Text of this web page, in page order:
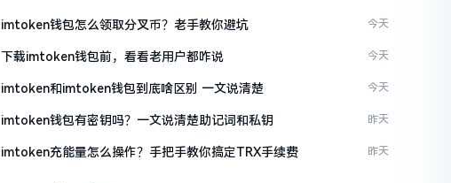
imtoken钱包怎么领取分叉币？老手教你避坑 今天
下载imtoken钱包前，看看老用户都咋说 今天
imtoken和imtoken钱包到底啥区别 一文说清楚 今天
imtoken钱包有密钥吗？一文说清楚助记词和私钥 昨天
imtoken充能量怎么操作？手把手教你搞定TRX手续费 昨天